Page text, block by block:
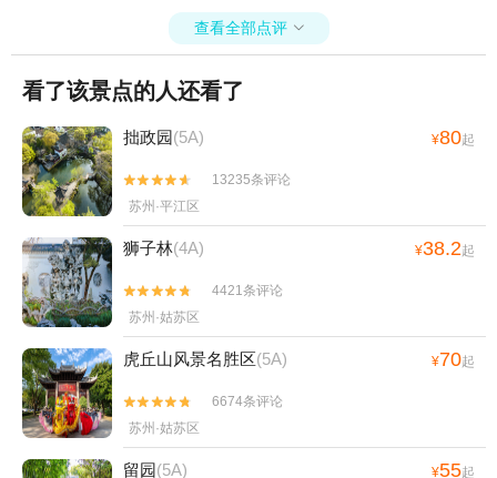
三山岛新华农家乐+金鸡湖游船-月光码头+大
阳山景区+太湖西山玄旸山庄+尚湖卡亚克舟
店）+同里金红牛奶油草莓园+霓美术馆+苏
区+周庄大桥+寒山寺钟楼+金鸡湖水上游+周
庄魔城+周庄江南堂客栈+周庄月上·古筝会馆
+金鸡湖帆船游（中茵皇冠假日酒店游艇码
头）+苏州梦幻乐园+欢乐岛游乐园+游美营
地亲子别墅(周庄店)+大阳山动漫水世界+周
庄一日游+苏州乐园森林世界+苏州古旧书店
(人民路店)+黎里古镇+游艇联盟+舟际皮划艇
俱乐部（水月周庄绿乐园店）+嘻哈包袱铺同
里剧场+苏州万怡酒店+苏州万豪酒店+苏州
湾梦幻水世界+周庄万三酒庄+昆山周庄失恋
星空展览馆+周庄研学基地+苏州方糖乐园
+苏州星空失恋博物馆（山塘街店）+江苏苏
州常熟尚湖高尔夫球场+苏州Q宠乐园+苏州
查看全部点评 
看了该景点的人还看了
拙政园(5A) ¥80起


13235条评论
苏州·平江区
狮子林(4A) ¥38.2起


4421条评论
苏州·姑苏区
虎丘山风景名胜区(5A) ¥70起


6674条评论
苏州·姑苏区
留园(5A) ¥55起